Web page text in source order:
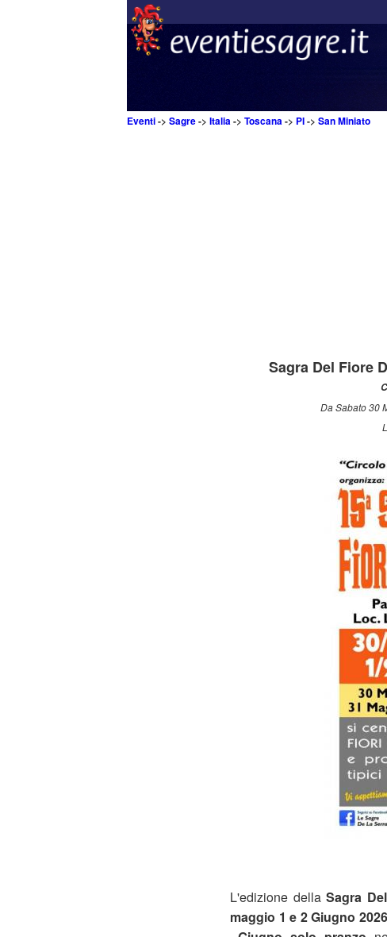
Eventi-> Sagre-> Italia-> Toscana-> PI-> San Miniato
Sagra Del Fiore
Da Sabato 30
L'edizione dellaSagra
maggio 1 e 2 Giugno 2026